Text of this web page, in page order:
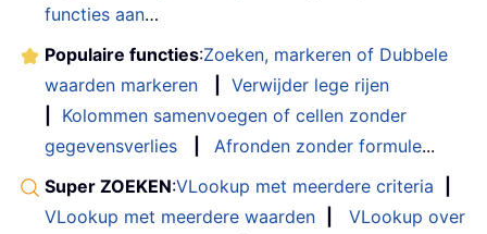
functies aan…
Populaire functies:Zoeken, markeren of Dubbele
waarden markeren
Verwijder lege rijen
Kolommen samenvoegen of cellen zonder
gegevensverlies
Afronden zonder formule...
Super ZOEKEN:VLookup met meerdere criteria
VLookup met meerdere waarden
VLookup over